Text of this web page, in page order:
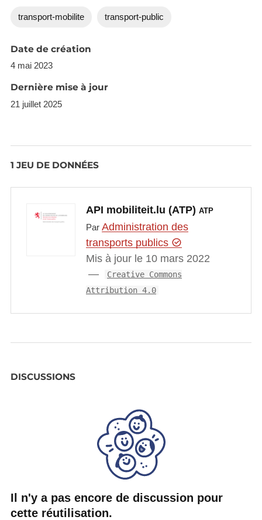
transport-mobilite transport-public
Date de création
4 mai 2023
Dernière mise à jour
21 juillet 2025
1 JEU DE DONNÉES
API mobiliteit.lu (ATP) ATP
Par Administration des
transports publics
Mis à jour le 10 mars 2022
Creative Commons
Attribution 4.0
DISCUSSIONS
Il n'y a pas encore de discussion pour
cette réutilisation.